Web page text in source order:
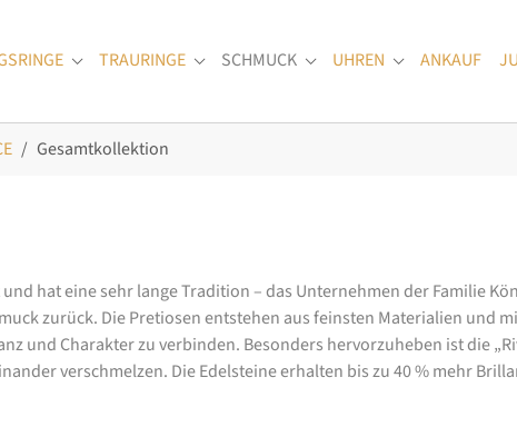
Submenu for "Verlobungsringe"
TRAURINGE Submenu for "Trauringe"
SCHMUCK Submenu for "Schmuck"
UHREN Submenu for
ANKAUF
Gesamtkollektion
hat eine sehr lange Tradition – das Unternehmen der Familie
zurück. Die Pretiosen entstehen aus feinsten Materialien und
und Charakter zu verbinden. Besonders hervorzuheben ist die
verschmelzen. Die Edelsteine erhalten bis zu 40 % mehr